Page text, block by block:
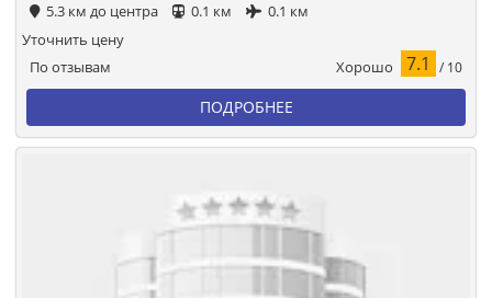
5.3 км до центра 0.1 км 0.1 км
По отзывам Хорошо 7.1 / 10
Уточнить цену
ПОДРОБНЕЕ